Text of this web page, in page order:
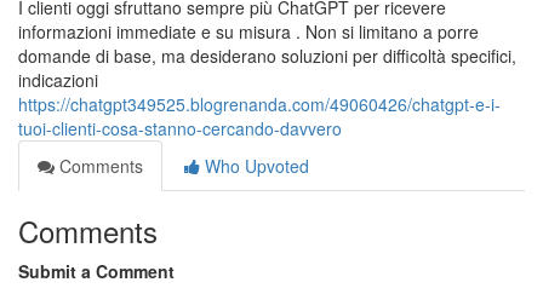
I clienti oggi sfruttano sempre più ChatGPT per ricevere
informazioni immediate e su misura . Non si limitano a porre
domande di base, ma desiderano soluzioni per difficoltà specifici,
indicazioni
https://chatgpt349525.blogrenanda.com/49060426/chatgpt-e-i-
tuoi-clienti-cosa-stanno-cercando-davvero
Comments
Who Upvoted
Comments
Submit a Comment